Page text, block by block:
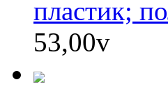
пластик;
53,00v